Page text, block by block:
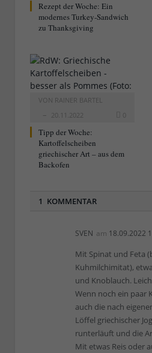
Rezept der Woche: Ein
modernes Turkey-Sandwich
zu Thanksgiving
VON RAINER BARTEL
20.11.2022
0
Tipp der Woche:
Kartoffelscheiben
griechischer Art – aus dem
Backofen
1 KOMMENTAR
SVEN am 18.09.2022
Mit Spinat und Feta
Kuhmilchimitat),
und Knoblauch.
Wenn noch ein paar
auch die nach
Löffel griechischer
runterläuft und die
Mit etwas Reis oder